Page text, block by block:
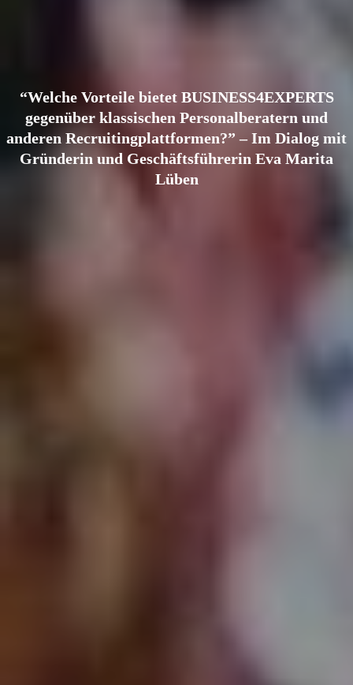
“Welche Vorteile bietet BUSINESS4EXPERTS
gegenüber klassischen Personalberatern und
anderen Recruitingplattformen?” – Im Dialog mit
Gründerin und Geschäftsführerin Eva Marita
Lüben